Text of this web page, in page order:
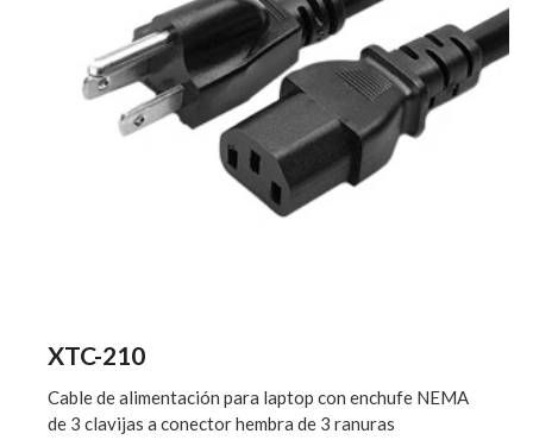
XTC-210
Cable de alimentación para laptop con enchufe NEMA
de 3 clavijas a conector hembra de 3 ranuras